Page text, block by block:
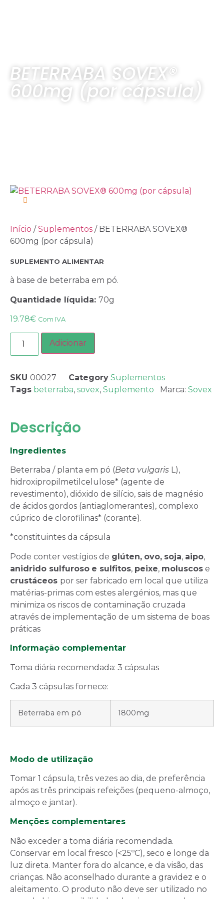
BETERRABA SOVEX®
600mg (por cápsula)
Início /Suplementos / BETERRABA SOVEX®
600mg (por cápsula)
SUPLEMENTO ALIMENTAR
à base de beterraba em pó.
Quantidade líquida: 70g
19.78€ Com IVA
Adicionar
SKU 00027 Category Suplementos
Tags beterraba, sovex, Suplemento Marca: Sovex
Descrição
Ingredientes
Beterraba / planta em pó (Beta vulgaris L),
hidroxipropilmetilcelulose* (agente de
revestimento), dióxido de silício, sais de magnésio
de ácidos gordos (antiaglomerantes), complexo
cúprico de clorofilinas* (corante).
*constituintes da cápsula
Pode conter vestígios de glúten, ovo, soja, aipo,
anidrido sulfuroso e sulfitos, peixe, moluscos e
crustáceos por ser fabricado em local que utiliza
matérias-primas com estes alergénios, mas que
minimiza os riscos de contaminação cruzada
através de implementação de um sistema de boas
práticas
Informação complementar
Toma diária recomendada: 3 cápsulas
Cada 3 cápsulas fornece:
Beterraba em pó 1800mg
Modo de utilização
Tomar 1 cápsula, três vezes ao dia, de preferência
após as três principais refeições (pequeno-almoço,
almoço e jantar).
Menções complementares
Não exceder a toma diária recomendada.
Conservar em local fresco (<25ºC), seco e longe da
luz direta. Manter fora do alcance, e da visão, das
crianças. Não aconselhado durante a gravidez e o
aleitamento. O produto não deve ser utilizado no